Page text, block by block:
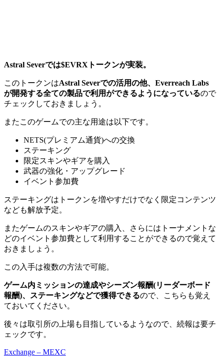
Astral Severでは$EVRXトークンが実装。
このトークンはAstral Severでの活用の他、Everreach Labs
が開発する全ての製品で利用ができるようになっているので
チェックしておきましょう。
またこのゲームでの主な用途は以下です。
NETS(プレミアム通貨)への交換
ステーキング
限定スキンやギアを購入
武器の強化・アップグレード
イベント参加費
ステーキングはトークンを増やすだけでなく限定コンテンツ
なども解放予定。
またゲームのスキンやギアの購入、さらにはトーナメントな
どのイベント参加費として利用することができるので覚えて
おきましょう。
この入手は複数の方法で可能。
ゲーム内ミッションの達成やシーズン報酬(リーダーボード
報酬)、ステーキングなどで獲得できるので、こちらも覚え
ておいてください。
後々は取引所の上場も目指しているようなので、続報は要チ
ェックです。
Exchange – MEXC